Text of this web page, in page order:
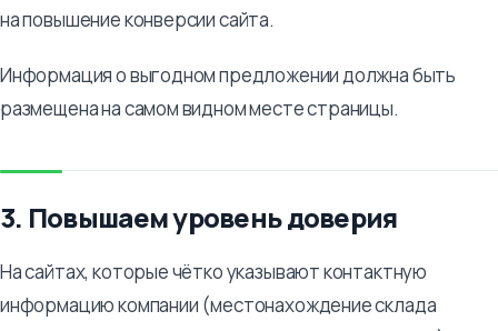
на повышение конверсии сайта.
Информация о выгодном предложении должна быть
размещена на самом видном месте страницы.
3. Повышаем уровень доверия
На сайтах, которые чётко указывают контактную
информацию компании (местонахождение склада